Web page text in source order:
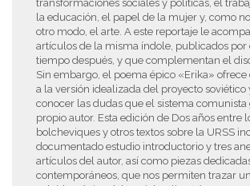
transformaciones sociales y políticas, el
la educación, el papel de la mujer y, como
otro modo, el arte. A este reportaje le
artículos de la misma índole, publicados por
tiempo después, y que complementan el
Sin embargo, el poema épico «Erika»
a la versión idealizada del proyecto soviético
conocer las dudas que el sistema comunista
propio autor. Esta edición de Dos años entre
bolcheviques y otros textos sobre la URSS
documentado estudio introductorio y tres
artículos del autor, así como piezas
contemporáneos, que nos permiten trazar